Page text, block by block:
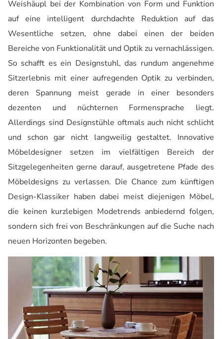
Weishäupl bei der Kombination von Form und Funktion
auf eine intelligent durchdachte Reduktion auf das
Wesentliche setzen, ohne dabei einen der beiden
Bereiche von Funktionalität und Optik zu vernachlässigen.
So schafft es ein Designstuhl, das rundum angenehme
Sitzerlebnis mit einer aufregenden Optik zu verbinden,
deren Spannung meist gerade in einer besonders
dezenten und nüchternen Formensprache liegt.
Allerdings sind Designstühle oftmals auch nicht schlicht
und schon gar nicht langweilig gestaltet. Innovative
Möbeldesigner setzen im vielfältigen Bereich der
Sitzgelegenheiten gerne darauf, ausgetretene Pfade des
Möbeldesigns zu verlassen. Die Chance zum künftigen
Design-Klassiker haben dabei meist diejenigen Möbel,
die keinen kurzlebigen Modetrends anbiedernd folgen,
sondern sich frei von Beschränkungen auf die Suche nach
neuen Horizonten begeben.